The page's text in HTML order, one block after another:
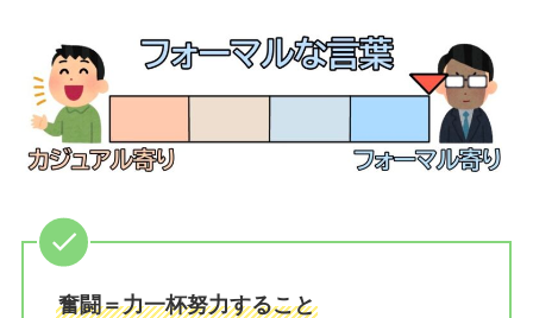
奮闘＝力一杯努力すること